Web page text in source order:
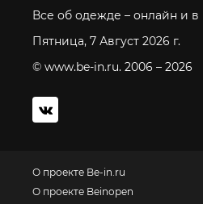
Все об одежде – онлайн и в
Пятница, 7 Август 2026 г.
© www.be-in.ru. 2006 – 2026
О проекте Be-in.ru
О проекте Beinopen